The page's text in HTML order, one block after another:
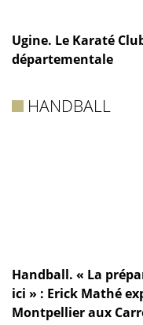
Ugine. Le Karaté
départementale
HANDBALL
Handball. « La
ici » : Erick Mathé
Montpellier aux